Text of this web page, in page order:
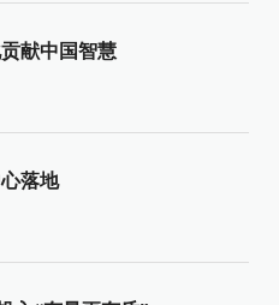
献中国智慧
落地